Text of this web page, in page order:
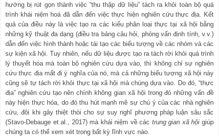
hướng bị rút gọn thành việc “thu thập dữ liệu” tách ra khỏi toàn bộ quá
trình khái niệm hoá đã dẫn đến việc thực hiện nghiên cứu thực địa. Kết
quả của điều này là việc tạo ra các kiểu phân loại thực tại xã hội bằng
những kỹ thuật đa dạng (điều tra bảng câu hỏi, phỏng vấn định tính, v.v.)
dẫn đến việc hình thành hoặc tái tạo các biểu tượng về các nhóm và các
sự kiện xã hội. Tuy nhiên, nếu dữ liệu được tạo ra tách rời khỏi quá trình
lý thuyết hóa mà toàn bộ nghiên cứu dựa vào, thì không chỉ sự nghiên
cứu thực địa mất đi ý nghĩa của nó, mà cả những biểu tượng xã hội này
cũng sẽ tự tách rời khỏi thực tại xã hội mà chúng dựa vào. Do đó, “thực
địa” nghiên cứu tạo nên chính không gian xã hội trong đó những vấn đề
này hiện thực hóa, do đó thu hút mạnh mẽ sự chú ý của các nhà nghiên
cứu, đôi khi gây thiệt thòi cho sự suy nghĩ phương pháp luận sâu sắc
(Stavo-Debauge et al., 2017) mà khái niệm về các trung gian xã hội giúp
chúng ta có thể xem xét trong bất kỳ lĩnh vực nào.